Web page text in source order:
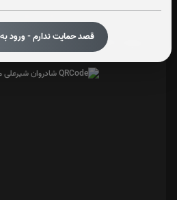
قصد حمایت ندارم - ورود
تعداد بازدید : 531
اشتراک گذاری